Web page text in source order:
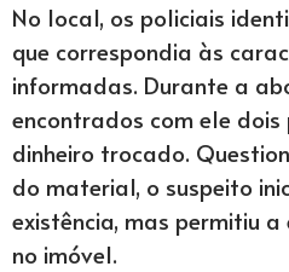
No local, os policiais
que correspondia às
informadas. Durante a
encontrados com ele dois
dinheiro trocado.
do material, o suspeito
existência, mas permitiu
no imóvel.